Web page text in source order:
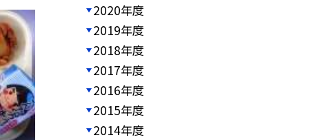
2020年度
2019年度
2018年度
2017年度
2016年度
2015年度
2014年度